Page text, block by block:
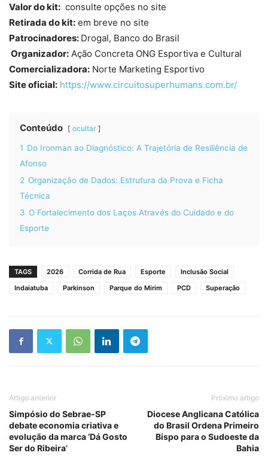
Valor do kit: consulte opções no site
Retirada do kit: em breve no site
Patrocinadores: Drogal, Banco do Brasil
Organizador: Ação Concreta ONG Esportiva e Cultural
Comercializadora: Norte Marketing Esportivo
Site oficial: https://www.circuitosuperhumans.com.br/
Conteúdo ocultar
1 Do Ironman ao Diagnóstico: A Trajetória de Resiliência de
Afonso
2 Organização de Dados: Estrutura da Prova e Ficha
Técnica
3 O Fortalecimento dos Laços Através do Cuidado e do
Esporte
TAGS 2026 Corrida de Rua Esporte
Inclusão Social
Indaiatuba
Parkinson Parque do Mirim PCD Superação
Artigo anterior
Simpósio do Sebrae-SP
debate economia criativa e
evolução da marca ‘Dá Gosto
Ser do Ribeira’
Próximo artigo
Diocese Anglicana Católica
do Brasil Ordena Primeiro
Bispo para o Sudoeste da
Bahia